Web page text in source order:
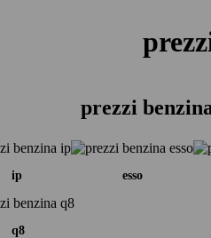
prezzi
ip esso
q8